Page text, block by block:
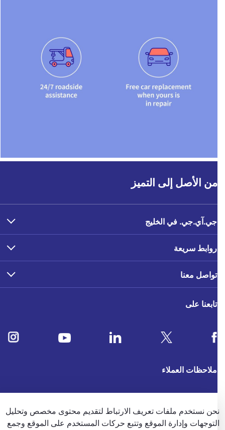
تابعنا على
ملاحظات العملاء
4.5
وفقًا لتقييم 39686 وفقًا
من الأصل إلى التميز
جي.آي.جي. في الخليج
روابط سريعة
تواصل معنا
نستخدم ملفات تعريف الارتباط لتقديم محتوى مخصص وتحليل
وإدارة الموقع وتتبع حركات المستخدم على الموقع وجمع